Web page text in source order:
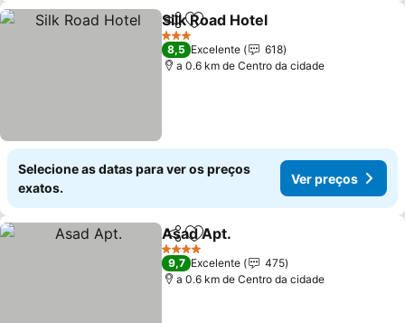
PartilharAdicionar aos favoritos
Silk Road Hotel
3 Estrelas
8,5 Excelente
618
a 0.6 km de Centro da cidade
Selecione as datas para ver os preços
exatos.
Ver preços
PartilharAdicionar aos favoritos
Asad Apt.
4 Estrelas
9,7 Excelente
475
a 0.6 km de Centro da cidade